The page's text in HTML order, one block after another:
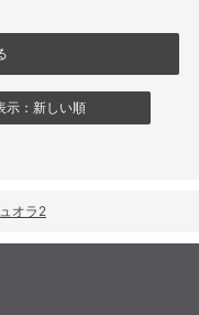
示：新しい順
オラ2